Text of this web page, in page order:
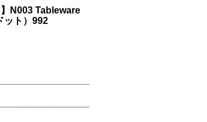
】N003 Tableware
ット）992